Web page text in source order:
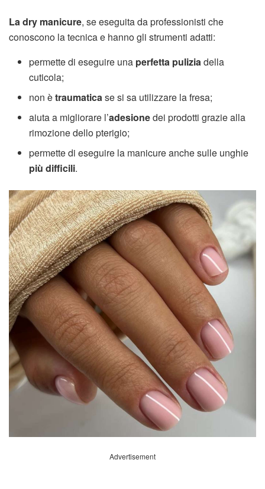
La dry manicure, se eseguita da professionisti che
conoscono la tecnica e hanno gli strumenti adatti:
permette di eseguire una perfetta puliziadella
cuticola;
non ètraumaticase si sa utilizzare la fresa;
aiuta a migliorare l’adesionedei prodotti grazie alla
rimozione dello pterigio;
permette di eseguire la manicure anche sulle unghie
più difficili.
Advertisement